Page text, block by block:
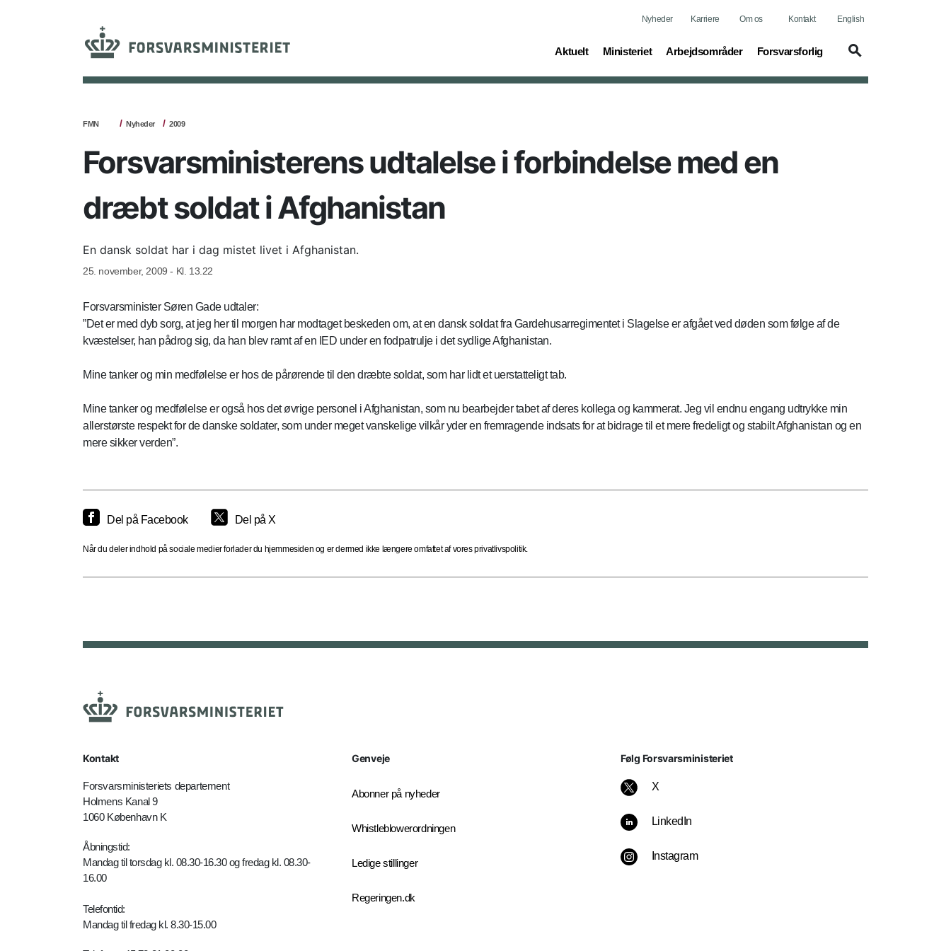
Nyheder Karriere Om os Kontakt English
Aktuelt
(current) Ministeriet
(current) Arbejdsområder
(current) Forsvarsforlig
(current)
FMN Nyheder 2009
Forsvarsministerens udtalelse i forbindelse med en
dræbt soldat i Afghanistan
En dansk soldat har i dag mistet livet i Afghanistan.
25. november, 2009 - Kl. 13.22
Forsvarsminister Søren Gade udtaler:
”Det er med dyb sorg, at jeg her til morgen har modtaget beskeden om, at en dansk soldat fra Gardehusarregimentet i Slagelse er afgået ved døden som følge af de
kvæstelser, han pådrog sig, da han blev ramt af en IED under en fodpatrulje i det sydlige Afghanistan.
Mine tanker og min medfølelse er hos de pårørende til den dræbte soldat, som har lidt et uerstatteligt tab.
Mine tanker og medfølelse er også hos det øvrige personel i Afghanistan, som nu bearbejder tabet af deres kollega og kammerat. Jeg vil endnu engang udtrykke min
allerstørste respekt for de danske soldater, som under meget vanskelige vilkår yder en fremragende indsats for at bidrage til et mere fredeligt og stabilt Afghanistan og en
mere sikker verden”.
Del på Facebook Del på X
Når du deler indhold på sociale medier forlader du hjemmesiden og er dermed ikke længere omfattet af vores privatlivspolitik.
Kontakt
Forsvarsministeriets departement
Holmens Kanal 9
1060 København K
Åbningstid:
Mandag til torsdag kl. 08.30-16.30 og fredag kl. 08.30-
16.00
Telefontid:
Mandag til fredag kl. 8.30-15.00
Genveje
Abonner på nyheder
Whistleblowerordningen
Ledige stillinger
Regeringen.dk
Følg Forsvarsministeriet
X
LinkedIn
Instagram